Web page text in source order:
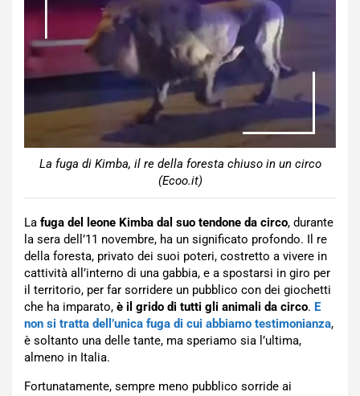
La fuga di Kimba, il re della foresta chiuso in un circo
(Ecoo.it)
La fuga del leone Kimba dal suo tendone da circo, durante
la sera dell’11 novembre, ha un significato profondo. Il re
della foresta, privato dei suoi poteri, costretto a vivere in
cattività all’interno di una gabbia, e a spostarsi in giro per
il territorio, per far sorridere un pubblico con dei giochetti
che ha imparato, è il grido di tutti gli animali da circo. E
non si tratta dell’unica fuga di cui abbiamo testimonianza,
è soltanto una delle tante, ma speriamo sia l’ultima,
almeno in Italia.
Fortunatamente, sempre meno pubblico sorride ai